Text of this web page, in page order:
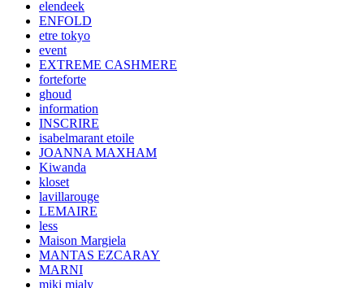
elendeek
ENFOLD
etre tokyo
event
EXTREME CASHMERE
forteforte
ghoud
information
INSCRIRE
isabelmarant etoile
JOANNA MAXHAM
Kiwanda
kloset
lavillarouge
LEMAIRE
less
Maison Margiela
MANTAS EZCARAY
MARNI
miki mialy